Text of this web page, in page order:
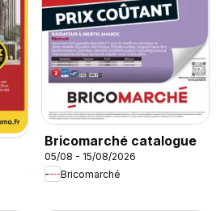
Bricomarché catalogue
05/08 - 15/08/2026
Bricomarché